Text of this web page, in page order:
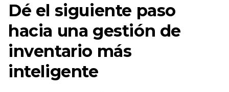
Dé el siguiente paso
hacia una gestión de
inventario más
inteligente